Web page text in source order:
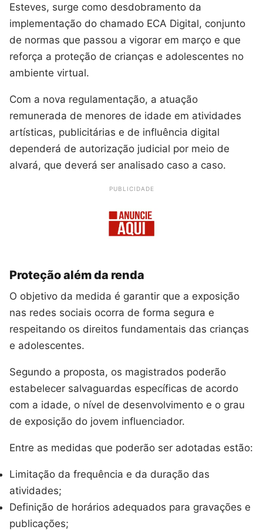
Esteves, surge como desdobramento da
implementação do chamado ECA Digital, conjunto
de normas que passou a vigorar em março e que
reforça a proteção de crianças e adolescentes no
ambiente virtual.
Com a nova regulamentação, a atuação
remunerada de menores de idade em atividades
artísticas, publicitárias e de influência digital
dependerá de autorização judicial por meio de
alvará, que deverá ser analisado caso a caso.
PUBLICIDADE
Proteção além da renda
O objetivo da medida é garantir que a exposição
nas redes sociais ocorra de forma segura e
respeitando os direitos fundamentais das crianças
e adolescentes.
Segundo a proposta, os magistrados poderão
estabelecer salvaguardas específicas de acordo
com a idade, o nível de desenvolvimento e o grau
de exposição do jovem influenciador.
Entre as medidas que poderão ser adotadas estão:
Limitação da frequência e da duração das
atividades;
Definição de horários adequados para gravações e
publicações;